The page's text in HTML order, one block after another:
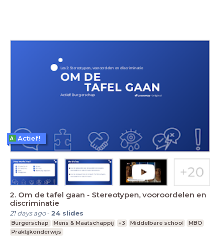
2. Om de tafel gaan - Stereotypen, vooroordelen en
discriminatie
21 days ago- 24 slides
Burgerschap Mens & Maatschappij +3 Middelbare school
MBO
Praktijkonderwijs
Actief!